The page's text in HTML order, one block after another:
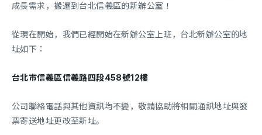
成長需求，搬遷到台北信義區的新辦公室！
從現在開始，我們已經開始在新辦公室上班，台北新辦公室的地
址如下：
台北市信義區信義路四段458號12樓
公司聯絡電話與其他資訊均不變，敬請協助將相關通訊地址與發
票寄送地址更改至新址。